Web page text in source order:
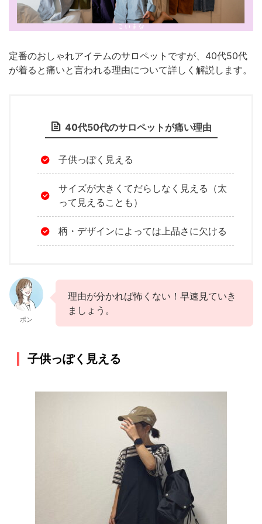
定番のおしゃれアイテムのサロペットですが、40代50代
が着ると痛いと言われる理由について詳しく解説します。
40代50代のサロペットが痛い理由
子供っぽく見える
サイズが大きくてだらしなく見える（太
って見えることも）
柄・デザインによっては上品さに欠ける
ポン
理由が分かれば怖くない！早速見ていき
ましょう。
子供っぽく見える